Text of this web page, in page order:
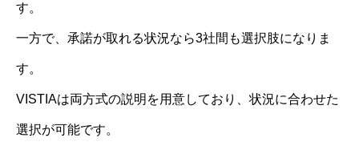
す。
一方で、承諾が取れる状況なら3社間も選択肢になりま
す。
VISTIAは両方式の説明を用意しており、状況に合わせた
選択が可能です。